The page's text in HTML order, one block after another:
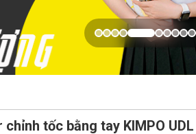
tốc bằng tay KIMPO UDL